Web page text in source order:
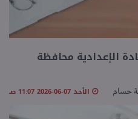
الإعدادية محافظة
حسام الأحد 07-06-2026 11:07 صـ